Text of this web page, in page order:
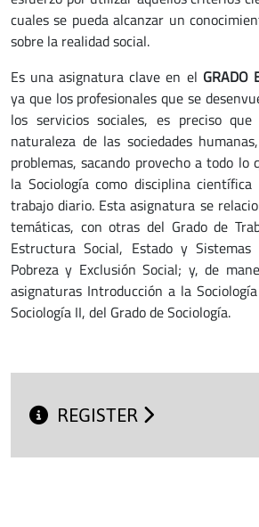
cuales se pueda alcanzar un
sobre la realidad social.
Es una asignatura clave en el GRADO
ya que los profesionales que se
los servicios sociales, es preciso
naturaleza de las sociedades
problemas, sacando provecho a todo lo
la Sociología como disciplina
trabajo diario. Esta asignatura se
temáticas, con otras del Grado de
Estructura Social, Estado y
Pobreza y Exclusión Social; y, de
asignaturas Introducción a la
Sociología II, del Grado de Sociología.
REGISTER